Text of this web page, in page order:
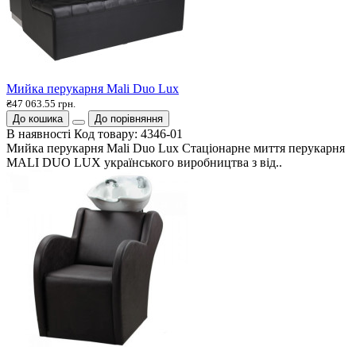
Мийка перукарня Mali Duo Lux
₴47 063.55 грн.
До кошика
До порівняння
В наявності Код товару: 4346-01
Мийка перукарня Mali Duo Lux Стаціонарне миття перукарня
MALI DUO LUX українського виробництва з від..